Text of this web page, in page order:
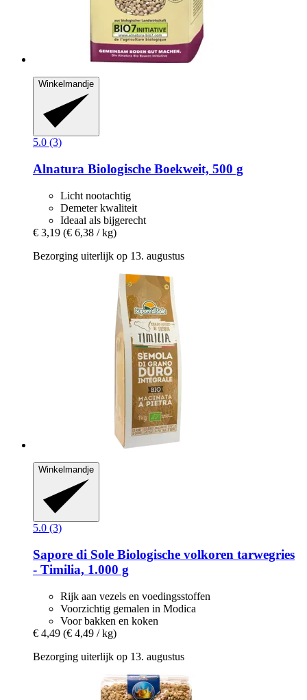
Winkelmandje
5.0 (3)
Alnatura Biologische Boekweit, 500 g
Licht nootachtig
Demeter kwaliteit
Ideaal als bijgerecht
€ 3,19 (€ 6,38 / kg)
Bezorging uiterlijk op 13. augustus
Winkelmandje
5.0 (3)
Sapore di Sole Biologische volkoren tarwegries
-​ Timilia, 1.000 g
Rijk aan vezels en voedingsstoffen
Voorzichtig gemalen in Modica
Voor bakken en koken
€ 4,49 (€ 4,49 / kg)
Bezorging uiterlijk op 13. augustus